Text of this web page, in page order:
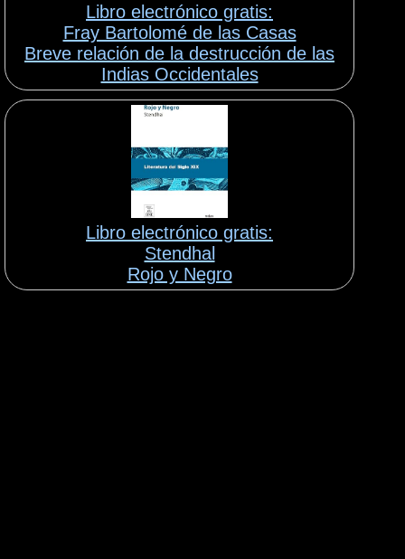
Libro electrónico gratis:
Fray Bartolomé de las Casas
Breve relación de la destrucción de las
Indias Occidentales
Libro electrónico gratis:
Stendhal
Rojo y Negro